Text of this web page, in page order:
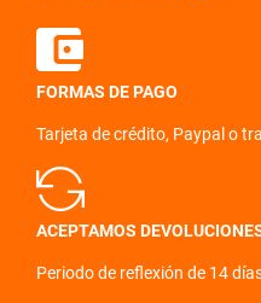
FORMAS DE PAGO
Tarjeta de crédito, Paypal o
ACEPTAMOS
Periodo de reflexión de 14